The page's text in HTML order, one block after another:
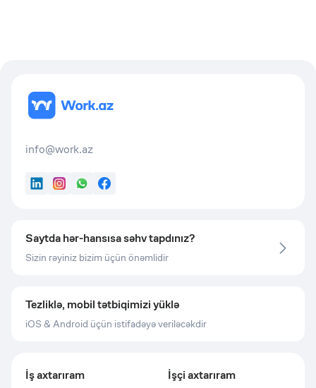
info@work.az
LinkedInInstagram
WhatsApp
Facebook
Saytda hər-hansısa səhv tapdınız?
Sizin rəyiniz bizim üçün önəmlidir
Tezliklə, mobil tətbiqimizi yüklə
iOS & Android üçün istifadəyə veriləcəkdir
İş axtarıram
İşçi axtarıram